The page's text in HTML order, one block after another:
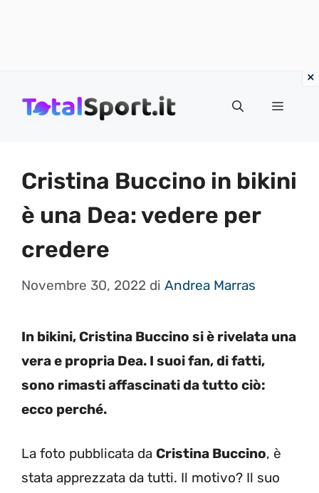
MENU
Cristina Buccino in bikini
è una Dea: vedere per
credere
Novembre 30, 2022 di Andrea Marras
In bikini, Cristina Buccino si è rivelata una
vera e propria Dea. I suoi fan, di fatti,
sono rimasti affascinati da tutto ciò:
ecco perché.
La foto pubblicata da Cristina Buccino, è
stata apprezzata da tutti. Il motivo? Il suo